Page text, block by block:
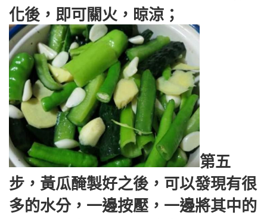
化後，即可關火，晾涼；
第五
步，黃瓜醃製好之後，可以發現有很
多的水分，一邊按壓，一邊將其中的